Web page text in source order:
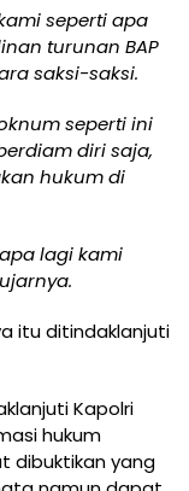
seperti apa
turunan BAP
saksi-saksi.
seperti ini
diri saja,
hukum di
lagi kami
itu ditindaklanjuti
Kapolri
hukum
dibuktikan yang